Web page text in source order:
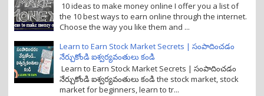
10 ideas to make money online I offer you a list of
the 10 best ways to earn online through the internet.
Choose the way you like them and ...
Learn to Earn Stock Market Secrets | సంపాదించడం
నేర్చుకోండి ఐశ్వర్యవంతులు కండి
Learn to Earn Stock Market Secrets | సంపాదించడం
నేర్చుకోండి ఐశ్వర్యవంతులు కండి the stock market, stock
market for beginners, learn to tr...